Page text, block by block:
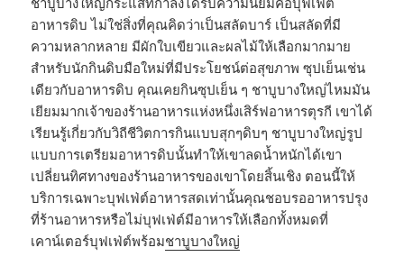
อาหารดิบ ไม่ใช่สิ่งที่คุณคิดว่าเป็นสลัดบาร์ เป็นสลัดที่มี
ความหลากหลาย มีผักใบเขียวและผลไม้ให้เลือกมากมาย
สำหรับนักกินดิบมือใหม่ที่มีประโยชน์ต่อสุขภาพ ซุปเย็นเช่น
เดียวกับอาหารดิบ คุณเคยกินซุปเย็น ๆ ชาบูบางใหญ่ไหมมัน
เยียมมากเจ้าของร้านอาหารแห่งหนึ่งเสิร์ฟอาหารตุรกี เขาได้
เรียนรู้เกี่ยวกับวิถีชีวิตการกินแบบสุกๆดิบๆ ชาบูบางใหญ่รูป
แบบการเตรียมอาหารดิบนั้นทำให้เขาลดน้ำหนักได้เขา
เปลี่ยนทิศทางของร้านอาหารของเขาโดยสิ้นเชิง ตอนนี้ให้
บริการเฉพาะบุฟเฟ่ต์อาหารสดเท่านั้นคุณชอบรออาหารปรุง
ที่ร้านอาหารหรือไม่บุฟเฟ่ต์มีอาหารให้เลือกทั้งหมดที่
เคาน์เตอร์บุฟเฟ่ต์พร้อมชาบูบางใหญ่